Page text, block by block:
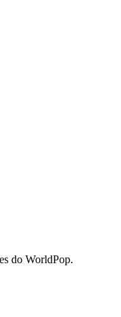
do WorldPop.